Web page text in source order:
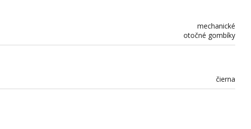
mechanické
otočné gombíky
čierna